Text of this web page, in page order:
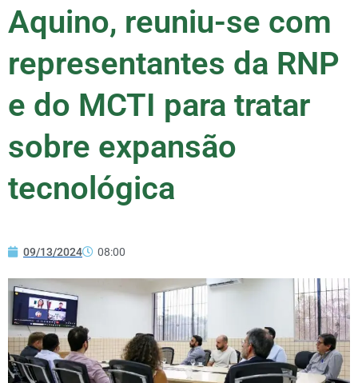
Aquino, reuniu-se com
representantes da RNP
e do MCTI para tratar
sobre expansão
tecnológica
09/13/2024 08:00